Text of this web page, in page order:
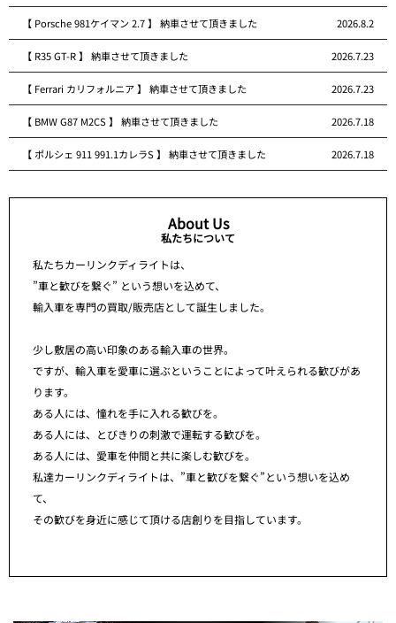
【 Porsche 981ケイマン 2.7 】 納車させて頂きました 2026.8.2
【 R35 GT-R 】 納車させて頂きました 2026.7.23
【 Ferrari カリフォルニア 】 納車させて頂きました 2026.7.23
【 BMW G87 M2CS 】 納車させて頂きました 2026.7.18
【 ポルシェ 911 991.1カレラS 】 納車させて頂きました 2026.7.18
About Us
私たちについて
私たちカーリンクディライトは、
”車と歓びを繋ぐ” という想いを込めて、
輸入車を専門の買取/販売店として誕生しました。
少し敷居の高い印象のある輸入車の世界。
ですが、輸入車を愛車に選ぶということによって叶えられる歓びがあ
ります。
ある人には、憧れを手に入れる歓びを。
ある人には、とびきりの刺激で運転する歓びを。
ある人には、愛車を仲間と共に楽しむ歓びを。
私達カーリンクディライトは、”車と歓びを繋ぐ”という想いを込め
て、
その歓びを身近に感じて頂ける店創りを目指しています。